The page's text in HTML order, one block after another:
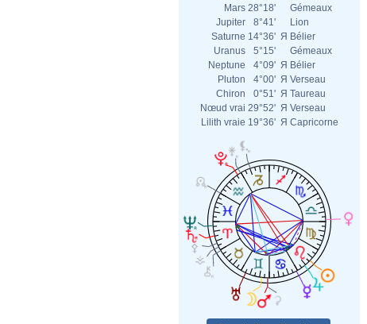
Mars 28°18'
Gémeaux
Jupiter
8°41'
Lion
Saturne 14°36' Я Bélier
Uranus
5°15'
Gémeaux
Neptune
4°09' Я Bélier
Pluton
4°00' Я Verseau
Chiron
0°51' Я Taureau
Nœud vrai 29°52' Я Verseau
Lilith vraie 19°36' Я Capricorne